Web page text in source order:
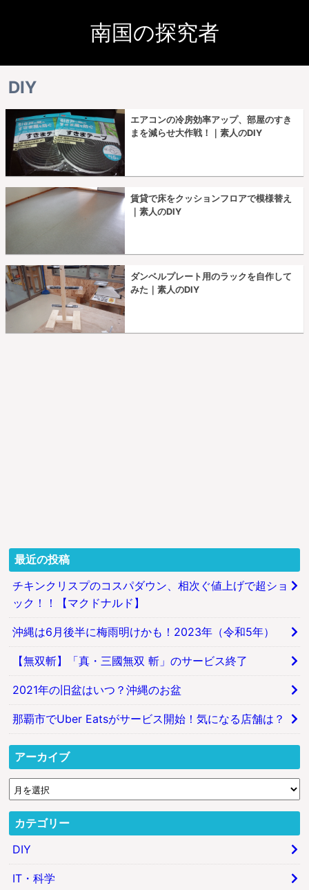
南国の探究者
DIY
エアコンの冷房効率アップ、部屋のすき
まを減らせ大作戦！｜素人のDIY
賃貸で床をクッションフロアで模様替え
｜素人のDIY
ダンベルプレート用のラックを自作して
みた｜素人のDIY
最近の投稿
チキンクリスプのコスパダウン、相次ぐ値上げで超ショ
ック！！【マクドナルド】
沖縄は6月後半に梅雨明けかも！2023年（令和5年）
【無双斬】「真・三國無双 斬」のサービス終了
2021年の旧盆はいつ？沖縄のお盆
那覇市でUber Eatsがサービス開始！気になる店舗は？
アーカイブ
カテゴリー
DIY
IT・科学